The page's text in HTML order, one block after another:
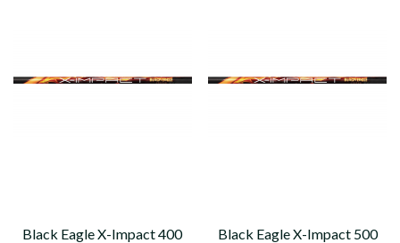
Black Eagle X-Impact 400 Black Eagle X-Impact 500